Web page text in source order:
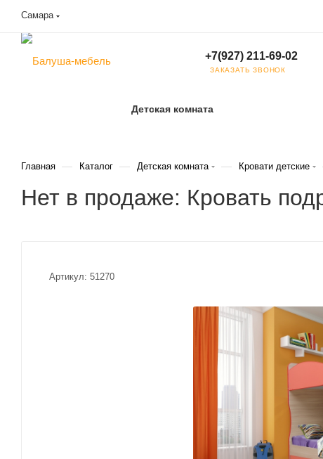
Самара
+7(927) 211-69-02
ЗАКАЗАТЬ ЗВОНОК
Детская комната
Главная — Каталог — Детская комната — Кровати детские
Нет в продаже: Кровать
Артикул: 51270